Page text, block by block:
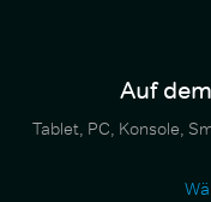
Auf
Tablet, PC, Konsole,